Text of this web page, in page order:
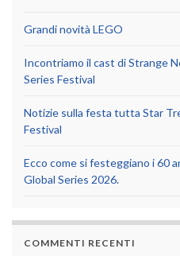
Grandi novità LEGO
Incontriamo il cast di Strange
Series Festival
Notizie sulla festa tutta Star
Festival
Ecco come si festeggiano i 60
Global Series 2026.
COMMENTI RECENTI